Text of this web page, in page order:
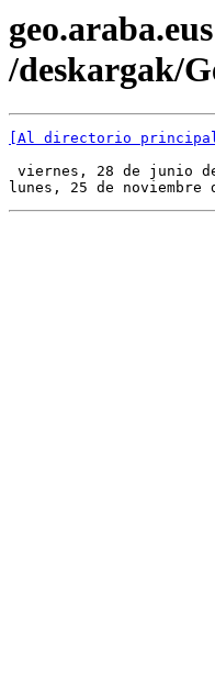
/deskargak/
[Al directorio
viernes, 28 de junio
lunes, 25 de